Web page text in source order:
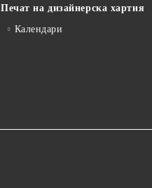
Печат на дизайнерска хартия
Календари